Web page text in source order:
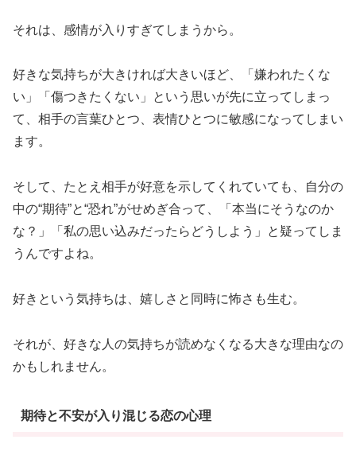
それは、感情が入りすぎてしまうから。
好きな気持ちが大きければ大きいほど、「嫌われたくな
い」「傷つきたくない」という思いが先に立ってしまっ
て、相手の言葉ひとつ、表情ひとつに敏感になってしまい
ます。
そして、たとえ相手が好意を示してくれていても、自分の
中の“期待”と“恐れ”がせめぎ合って、「本当にそうなのか
な？」「私の思い込みだったらどうしよう」と疑ってしま
うんですよね。
好きという気持ちは、嬉しさと同時に怖さも生む。
それが、好きな人の気持ちが読めなくなる大きな理由なの
かもしれません。
期待と不安が入り混じる恋の心理